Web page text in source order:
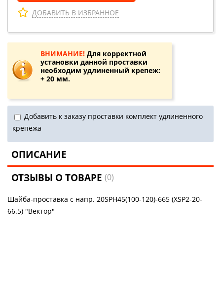
ДОБАВИТЬ В ИЗБРАННОЕ
ВНИМАНИЕ! Для корректной
установки данной проставки
необходим удлиненный крепеж:
+ 20 мм.
Добавить к заказу проставки комплект удлиненного
крепежа
ОПИСАНИЕ
ОТЗЫВЫ О ТОВАРЕ(0)
Шайба-проставка с напр. 20SPH45(100-120)-665 (XSP2-20-
66.5) "Вектор"